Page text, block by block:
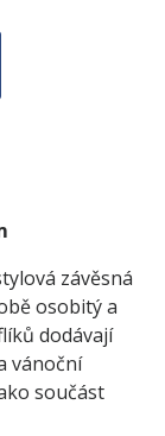
závěsná
osobitý a
dodávají
vánoční
součást